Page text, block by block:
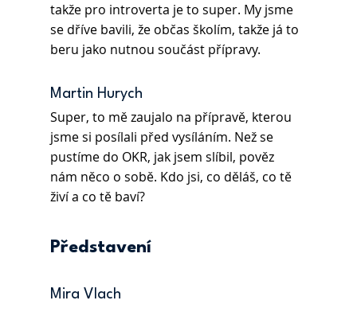
takže pro introverta je to super. My jsme
se dříve bavili, že občas školím, takže já to
beru jako nutnou součást přípravy.
Martin Hurych
Super, to mě zaujalo na přípravě, kterou
jsme si posílali před vysíláním. Než se
pustíme do OKR, jak jsem slíbil, pověz
nám něco o sobě. Kdo jsi, co děláš, co tě
živí a co tě baví?
Představení
Mira Vlach